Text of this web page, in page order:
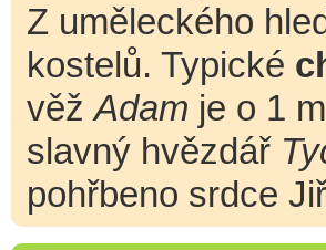
Z uměleckého
kostelů. Typické
věžAdam je o 1 m
slavný hvězdář
pohřbeno srdce